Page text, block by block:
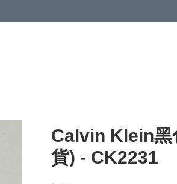
Calvin Klein黑
貨) - CK2231